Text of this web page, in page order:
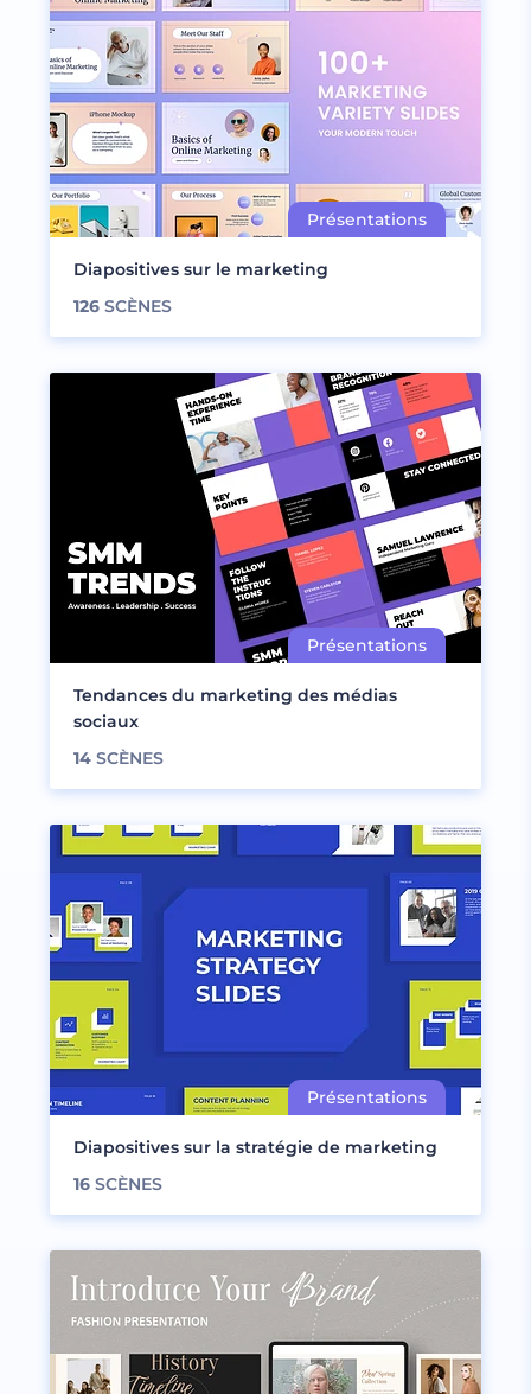
Diapositives sur le marketing
126 SCÈNES
Tendances du marketing des médias
sociaux
14 SCÈNES
Diapositives sur la stratégie de marketing
16 SCÈNES